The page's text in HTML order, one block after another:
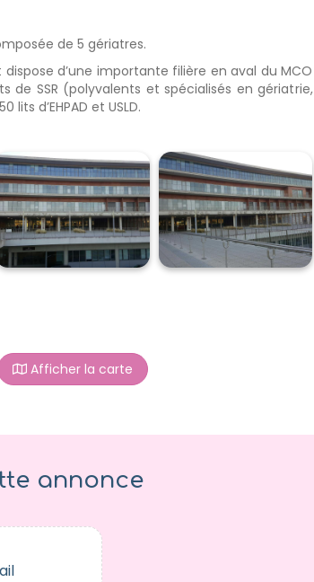
de 5 gériatres.
dispose d’une importante filière en aval du MCO
de SSR (polyvalents et spécialisés en gériatrie,
d’EHPAD et USLD.
Afficher la carte
annonce